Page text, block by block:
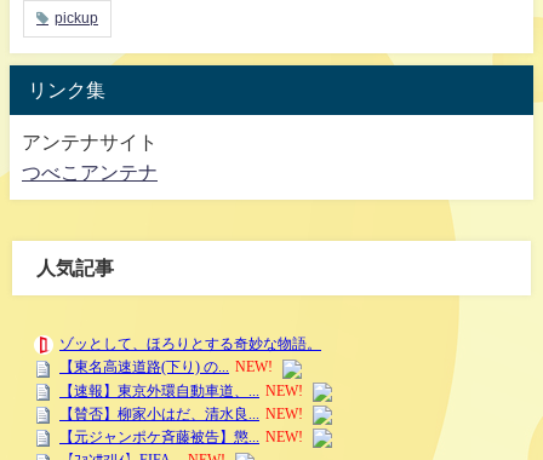
pickup
リンク集
アンテナサイト
つべこアンテナ
人気記事